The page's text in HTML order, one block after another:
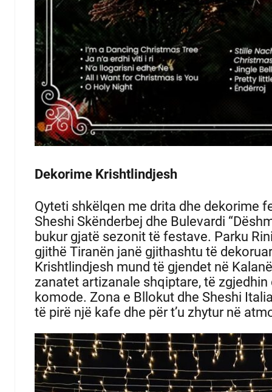
Dekorime Krishtlindjesh
Qyteti shkëlqen me drita dhe dekorime
Sheshi Skënderbej dhe Bulevardi
bukur gjatë sezonit të festave. Parku
gjithë Tiranën janë gjithashtu të
Krishtlindjesh mund të gjendet në
zanatet artizanale shqiptare, të
komode. Zona e Bllokut dhe Sheshi
të pirë një kafe dhe për t’u zhytur në